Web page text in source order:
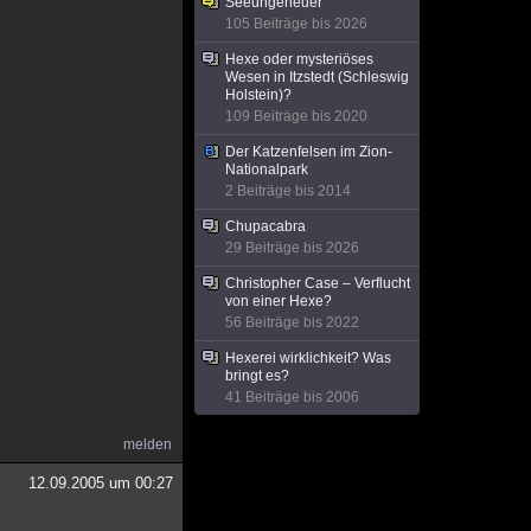
melden
12.09.2005 um 00:27
105 Beiträge bis 2026
Hexe oder mysteriöses
Wesen in Itzstedt (Schleswig
Holstein)?
109 Beiträge bis 2020
Der Katzenfelsen im Zion-
Nationalpark
2 Beiträge bis 2014
Chupacabra
29 Beiträge bis 2026
Christopher Case – Verflucht
von einer Hexe?
56 Beiträge bis 2022
Hexerei wirklichkeit? Was
bringt es?
41 Beiträge bis 2006